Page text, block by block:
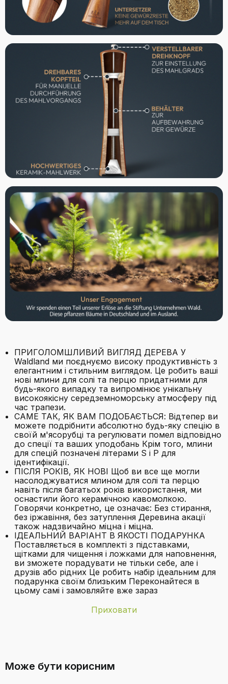
ПРИГОЛОМШЛИВИЙ ВИГЛЯД ДЕРЕВА У
Waldland ми поєднуємо високу продуктивність з
елегантним і стильним виглядом. Це робить ваші
нові млини для солі та перцю придатними для
будь-якого випадку та випромінює унікальну
високоякісну середземноморську атмосферу під
час трапези.
САМЕ ТАК, ЯК ВАМ ПОДОБАЄТЬСЯ: Відтепер ви
можете подрібнити абсолютно будь-яку спецію в
своїй м'ясорубці та регулювати помел відповідно
до спеції та ваших уподобань Крім того, млини
для спецій позначені літерами S і P для
ідентифікації.
ПІСЛЯ РОКІВ, ЯК НОВІ Щоб ви все ще могли
насолоджуватися млином для солі та перцю
навіть після багатьох років використання, ми
оснастили його керамічною кавомолкою.
Говорячи конкретно, це означає: Без стирання,
без іржавіння, без затуплення Деревина акації
також надзвичайно міцна і міцна.
ІДЕАЛЬНИЙ ВАРІАНТ В ЯКОСТІ ПОДАРУНКА
Поставляється в комплекті з підставками,
щітками для чищення і ложками для наповнення,
ви зможете порадувати не тільки себе, але і
друзів або рідних Це робить набір ідеальним для
подарунка своїм близьким Переконайтеся в
цьому самі і замовляйте вже зараз
Приховати
Матеріал деревина
Може бути корисним